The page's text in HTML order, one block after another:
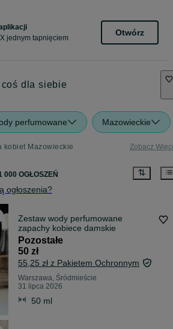
jednym tapnięciem
Otwórz
dla siebie
perfumowane Mazowieckie
kobiet Mazowieckie Zobacz
000 OGŁOSZEŃ
ogłoszenia?
Zestaw wody perfumowane
zapachy kobiece damskie
Pozostałe
50 zł
55,25 zł z Pakietem Ochronnym
Warszawa, Śródmieście
31 lipca 2026
50 ml